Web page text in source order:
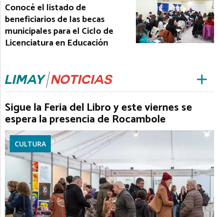
Conocé el listado de
beneficiarios de las becas
municipales para el Ciclo de
Licenciatura en Educación
Sigue la Feria del Libro y este viernes se
espera la presencia de Rocambole
CULTURA